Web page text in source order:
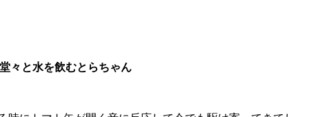
々と水を飲むとらちゃん